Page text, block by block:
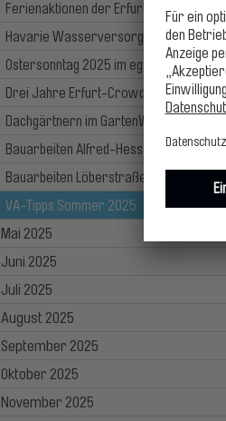
Ferienaktionen der Erfurter Bäder
Havarie Wasserversorgung 11.04.2025
Ostersonntag 2025 im egapark
Drei Jahre Erfurt-Crowd
Dachgärtnern im GartenWerk lernen
Bauarbeiten Alfred-Hess-Straße
Bauarbeiten Löberstraße
VA-Tipps Sommer 2025
Mai 2025
Juni 2025
Juli 2025
August 2025
September 2025
Oktober 2025
November 2025